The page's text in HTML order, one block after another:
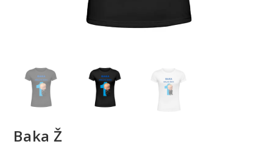
Baka Ž